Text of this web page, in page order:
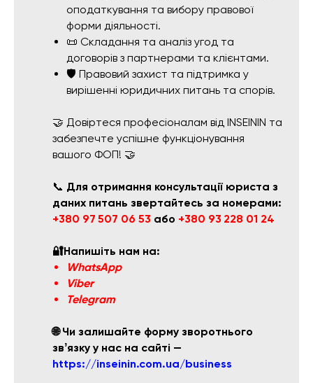
оподаткування та вибору правової
форми діяльності.
📜 Складання та аналіз угод та
договорів з партнерами та клієнтами.
🛡️ Правовий захист та підтримка у
вирішенні юридичних питань та спорів.
🤝 Довіртеся професіоналам від INSEININ та
забезпечте успішне функціонування
вашого ФОП! 🤝
📞 Для отримання консультації юриста з
даних питань звертайтесь за номерами:
+380 97 507 06 53 або +380 93 228 01 24
🔐Напишіть нам на:
WhatsApp
Viber
Telegram
🌐 Чи залишайте форму зворотнього
звʼязку у нас на сайті —
https://inseinin.com.ua/business